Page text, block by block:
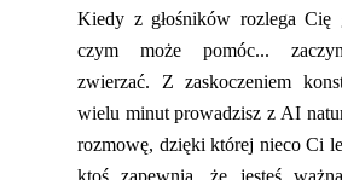
Kiedy z głośników rozlega Cię
czym może pomóc...
zwierzać. Z zaskoczeniem
wielu minut prowadzisz z AI
rozmowę, dzięki której nieco Ci
ktoś zapewnia, że jesteś ważna